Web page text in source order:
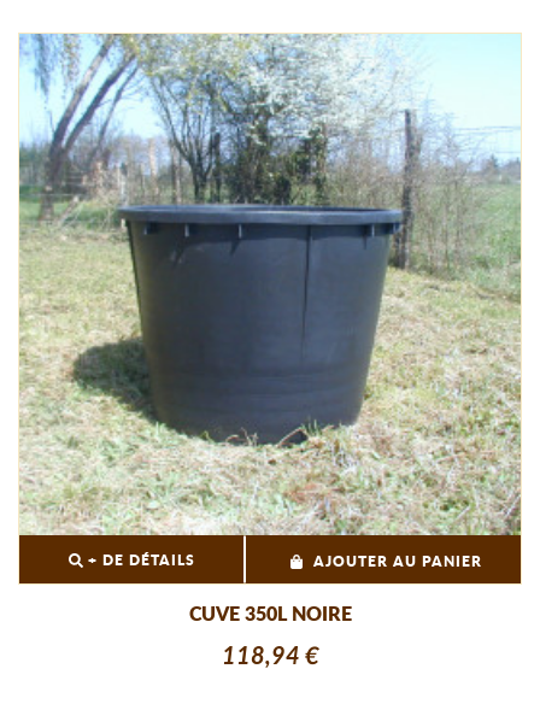
+ DE DÉTAILS AJOUTER AU PANIER
CUVE 350L NOIRE
118,94 €